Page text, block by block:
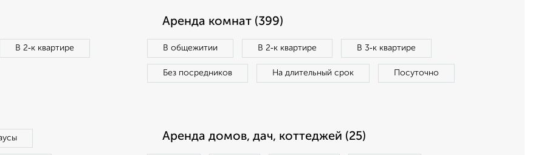
В 2‑к квартире
Аренда комнат (399)
В общежитии В 2‑к квартире В 3‑к квартире
Без посредников На длительный срок Посуточно
Аренда домов, дач, коттеджей (25)